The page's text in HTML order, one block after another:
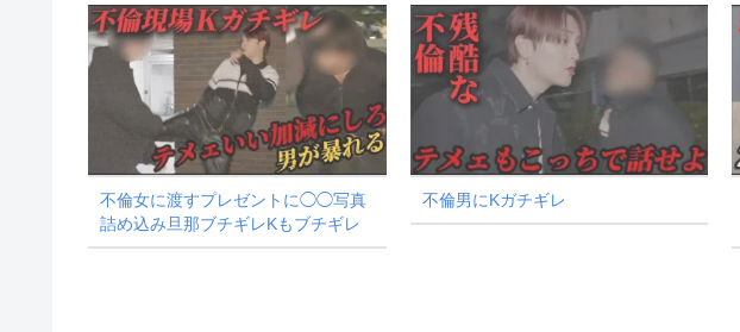
不倫女に渡すプレゼントに◯◯写真
詰め込み旦那ブチギレKもブチギレ
不倫男にKガチギレ